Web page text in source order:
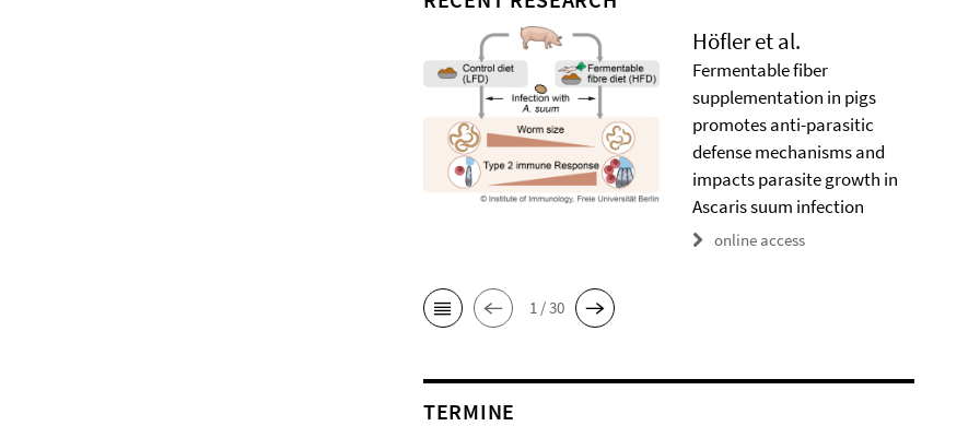
Höfler et al.
Fermentable fiber
supplementation in pigs
promotes anti-parasitic
defense mechanisms and
impacts parasite growth in
Ascaris suum infection
online access
1 / 30
TERMINE